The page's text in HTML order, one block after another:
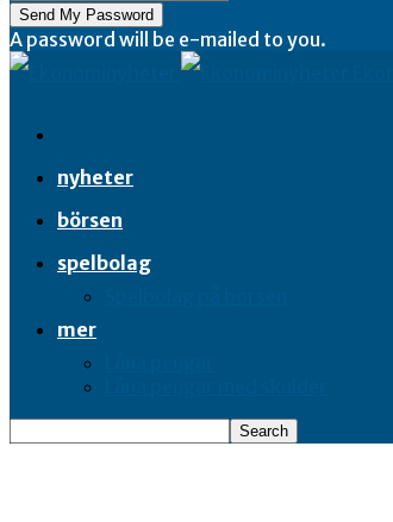
A password will be e-mailed to you.
nyheter
börsen
spelbolag
mer